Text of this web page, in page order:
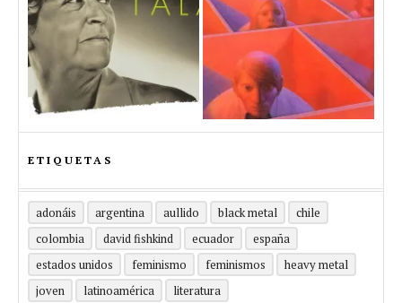
ETIQUETAS
adonáis argentina aullido black metal
chile
colombia
david fishkind ecuador
españa
estados unidos
feminismo feminismos
heavy metal
joven
latinoamérica
literatura